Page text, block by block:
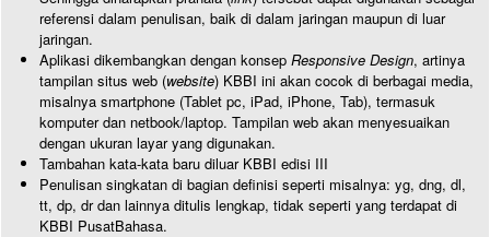
referensi dalam penulisan, baik di dalam jaringan maupun di luar
jaringan.
Aplikasi dikembangkan dengan konsep Responsive Design, artinya
tampilan situs web (website) KBBI ini akan cocok di berbagai media,
misalnya smartphone (Tablet pc, iPad, iPhone, Tab), termasuk
komputer dan netbook/laptop. Tampilan web akan menyesuaikan
dengan ukuran layar yang digunakan.
Tambahan kata-kata baru diluar KBBI edisi III
Penulisan singkatan di bagian definisi seperti misalnya: yg, dng, dl,
tt, dp, dr dan lainnya ditulis lengkap, tidak seperti yang terdapat di
KBBI PusatBahasa.